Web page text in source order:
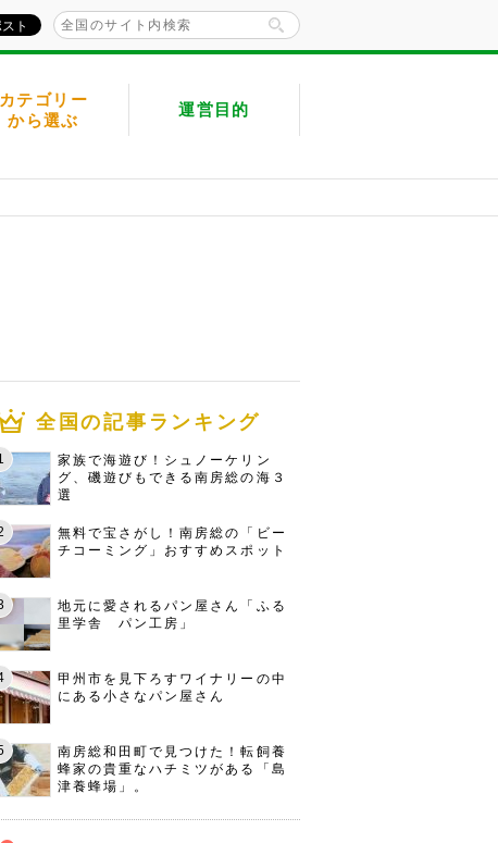
カテゴリー
から選ぶ
運営目的
全国の記事ランキング
家族で海遊び！シュノーケリン
グ、磯遊びもできる南房総の海３
選
無料で宝さがし！南房総の「ビー
チコーミング」おすすめスポット
地元に愛されるパン屋さん「ふる
里学舎 パン工房」
甲州市を見下ろすワイナリーの中
にある小さなパン屋さん
南房総和田町で見つけた！転飼養
蜂家の貴重なハチミツがある「島
津養蜂場」。